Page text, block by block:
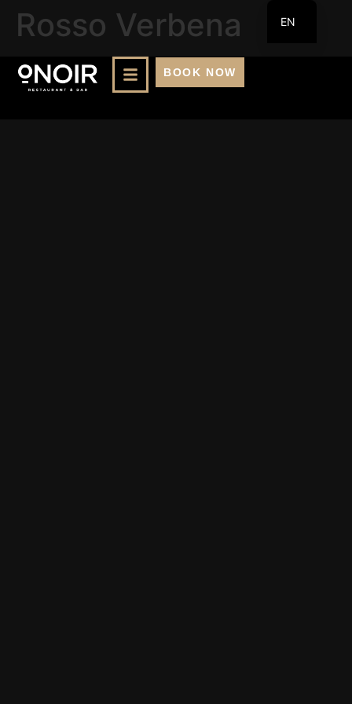
Rosso Verbena
BOOK NOW
EN